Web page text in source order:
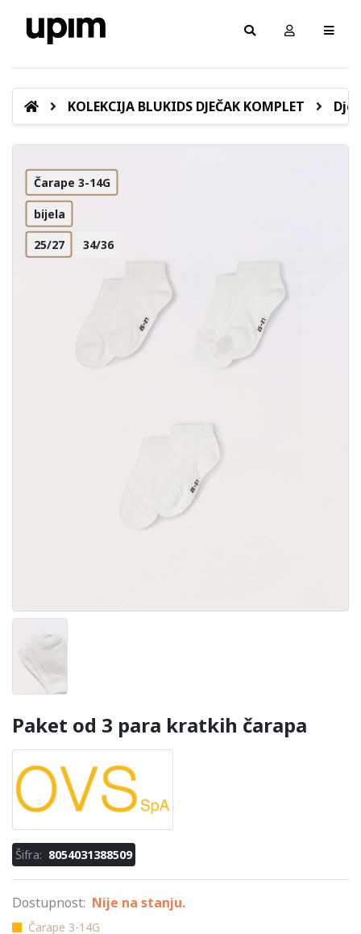
KOLEKCIJA BLUKIDS DJEČAK KOMPLET
Čarape 3-14G
bijela
25/27 34/36
Paket od 3 para kratkih čarapa
Šifra: 8054031388509
Dostupnost: Nije na stanju.
Čarape 3-14G